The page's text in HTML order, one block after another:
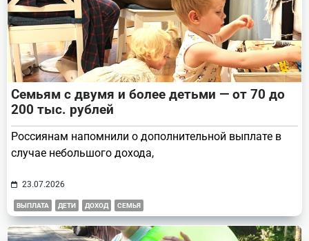
Семьям с двумя и более детьми — от 70 до
200 тыс. рублей
Россиянам напомнили о дополнительной выплате в
случае небольшого дохода,
23.07.2026
ВЫПЛАТА ДЕТИ ДОХОД СЕМЬЯ